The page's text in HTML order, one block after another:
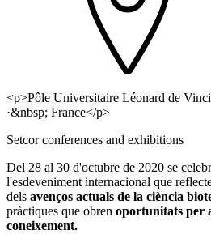
<p>Pôle Universitaire Léonard de
·&nbsp; France</p>
Setcor conferences and exhibitions
Del 28 al 30 d'octubre de 2020 se
l'esdeveniment internacional que
dels avenços actuals de la ciència
pràctiques que obren oportunitats per
coneixement.